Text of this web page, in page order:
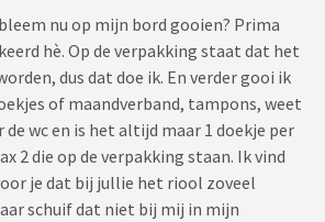
nu op mijn bord gooien? Prima
hè. Op de verpakking staat dat het
dus dat doe ik. En verder gooi ik
of maandverband, tampons, weet
wc en is het altijd maar 1 doekje per
2 die op de verpakking staan. Ik vind
je dat bij jullie het riool zoveel
schuif dat niet bij mij in mijn